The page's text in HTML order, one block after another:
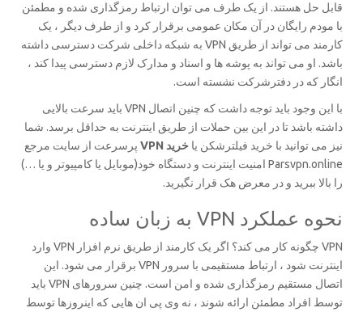
قابل حل هستند. از یک طرف می توان ارتباط رمزگذاری شده و مطمئن
با مودم رایگان در آن مکان عمومی برقرار کرد و از طرف دیگر ، یک
کارمند می تواند از طریق VPN به شبکه داخلی شرکت دسترسی داشته
باشد. او می تواند به پوشه ها و اسناد و مدارک لازم دسترسی پیدا کند ،
انگار که در دفترشرکت نشسته است.
با این وجود باید توجه داشت که چنین اتصال VPN باید سرعت بالایی
داشته باشد تا در این بین حملات از طریق اینترنت به حداقل برسد. شما
نیز می توانید با خرید فیلترشکن یا خرید VPN
پرسرعت از سایت مرجع
Parsvpn.online امنیت اینترنت و دستگاه خود(موبایل یا کامپیوتر و یا …)
را بالا ببرید و در معرض هک قرار نگیرید.
نحوه عملکرد VPN به زبان ساده
VPN چگونه کار می کند؟ اگر یک کارمند از طریق نرم افزار VPN وارد
اینترنت شود ، ارتباط مستقیمی با سرور VPN برقرار می شود. این
اتصال مستقیم رمزگذاری شده و امن است. چنین سرورهای VPN باید
توسط افراد مطمئن ارائه شوند ، نه وی پی ان هایی که اینروزها توسط